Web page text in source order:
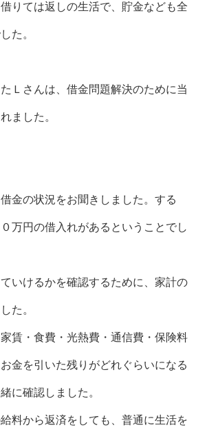
りては返しの生活で、貯金なども全
た。
Ｌさんは、借金問題解決のために当
ました。
金の状況をお聞きしました。する
万円の借入れがあるということでし
いけるかを確認するために、家計の
た。
賃・食費・光熱費・通信費・保険料
金を引いた残りがどれぐらいになる
に確認しました。
料から返済をしても、普通に生活を